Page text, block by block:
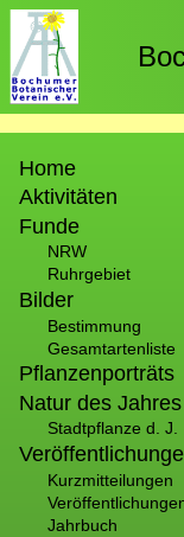
Direkt
zum
Inhalt
Home
Aktivitäten
Funde
NRW
Ruhrgebiet
Bilder
Bestimmung
Gesamtartenliste
Pflanzenporträts
Natur des Jahres
Stadtpflanze d. J.
Kurzmitteilungen
Jahrbuch